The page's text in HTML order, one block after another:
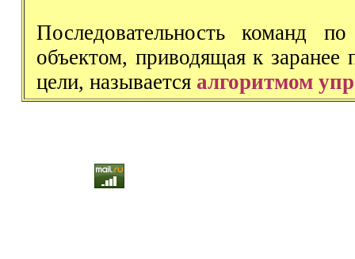
Последовательность команд
объектом, приводящая к заранее
цели, называется алгоритмом